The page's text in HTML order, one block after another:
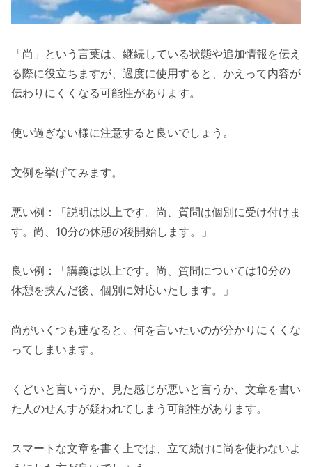
「尚」という言葉は、継続している状態や追加情報を伝え
る際に役立ちますが、過度に使用すると、かえって内容が
伝わりにくくなる可能性があります。
使い過ぎない様に注意すると良いでしょう。
文例を挙げてみます。
悪い例：「説明は以上です。尚、質問は個別に受け付けま
す。尚、10分の休憩の後開始します。」
良い例：「講義は以上です。尚、質問については10分の
休憩を挟んだ後、個別に対応いたします。」
尚がいくつも連なると、何を言いたいのが分かりにくくな
ってしまいます。
くどいと言いうか、見た感じが悪いと言うか、文章を書い
た人のせんすが疑われてしまう可能性があります。
スマートな文章を書く上では、立て続けに尚を使わないよ